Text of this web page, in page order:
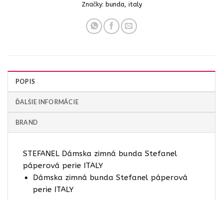
Značky: bunda, italy
POPIS
ĎALŠIE INFORMÁCIE
BRAND
STEFANEL Dámska zimná bunda Stefanel
páperová perie ITALY
Dámska zimná bunda Stefanel páperová
perie ITALY